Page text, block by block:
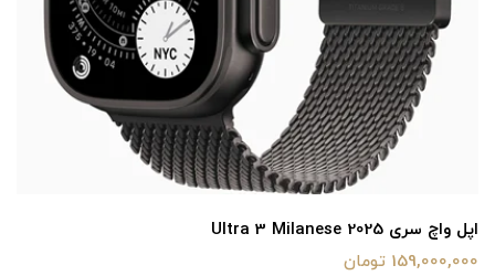
کابل اپل تایپ سی به تایپ سی
2,800,000 تومان